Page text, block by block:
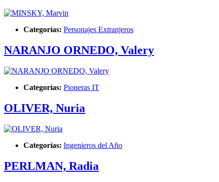
Categorías: Personajes Extranjeros
NARANJO ORNEDO, Valery
Categorías: Pioneras IT
OLIVER, Nuria
Categorías: Ingenieros del Año
PERLMAN, Radia